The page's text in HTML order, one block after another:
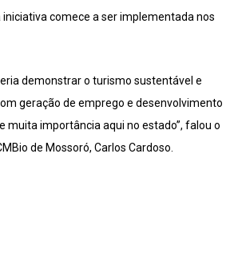
comece a ser implementada nos
demonstrar o turismo sustentável e
geração de emprego e desenvolvimento
muita importância aqui no estado”, falou o
de Mossoró, Carlos Cardoso.